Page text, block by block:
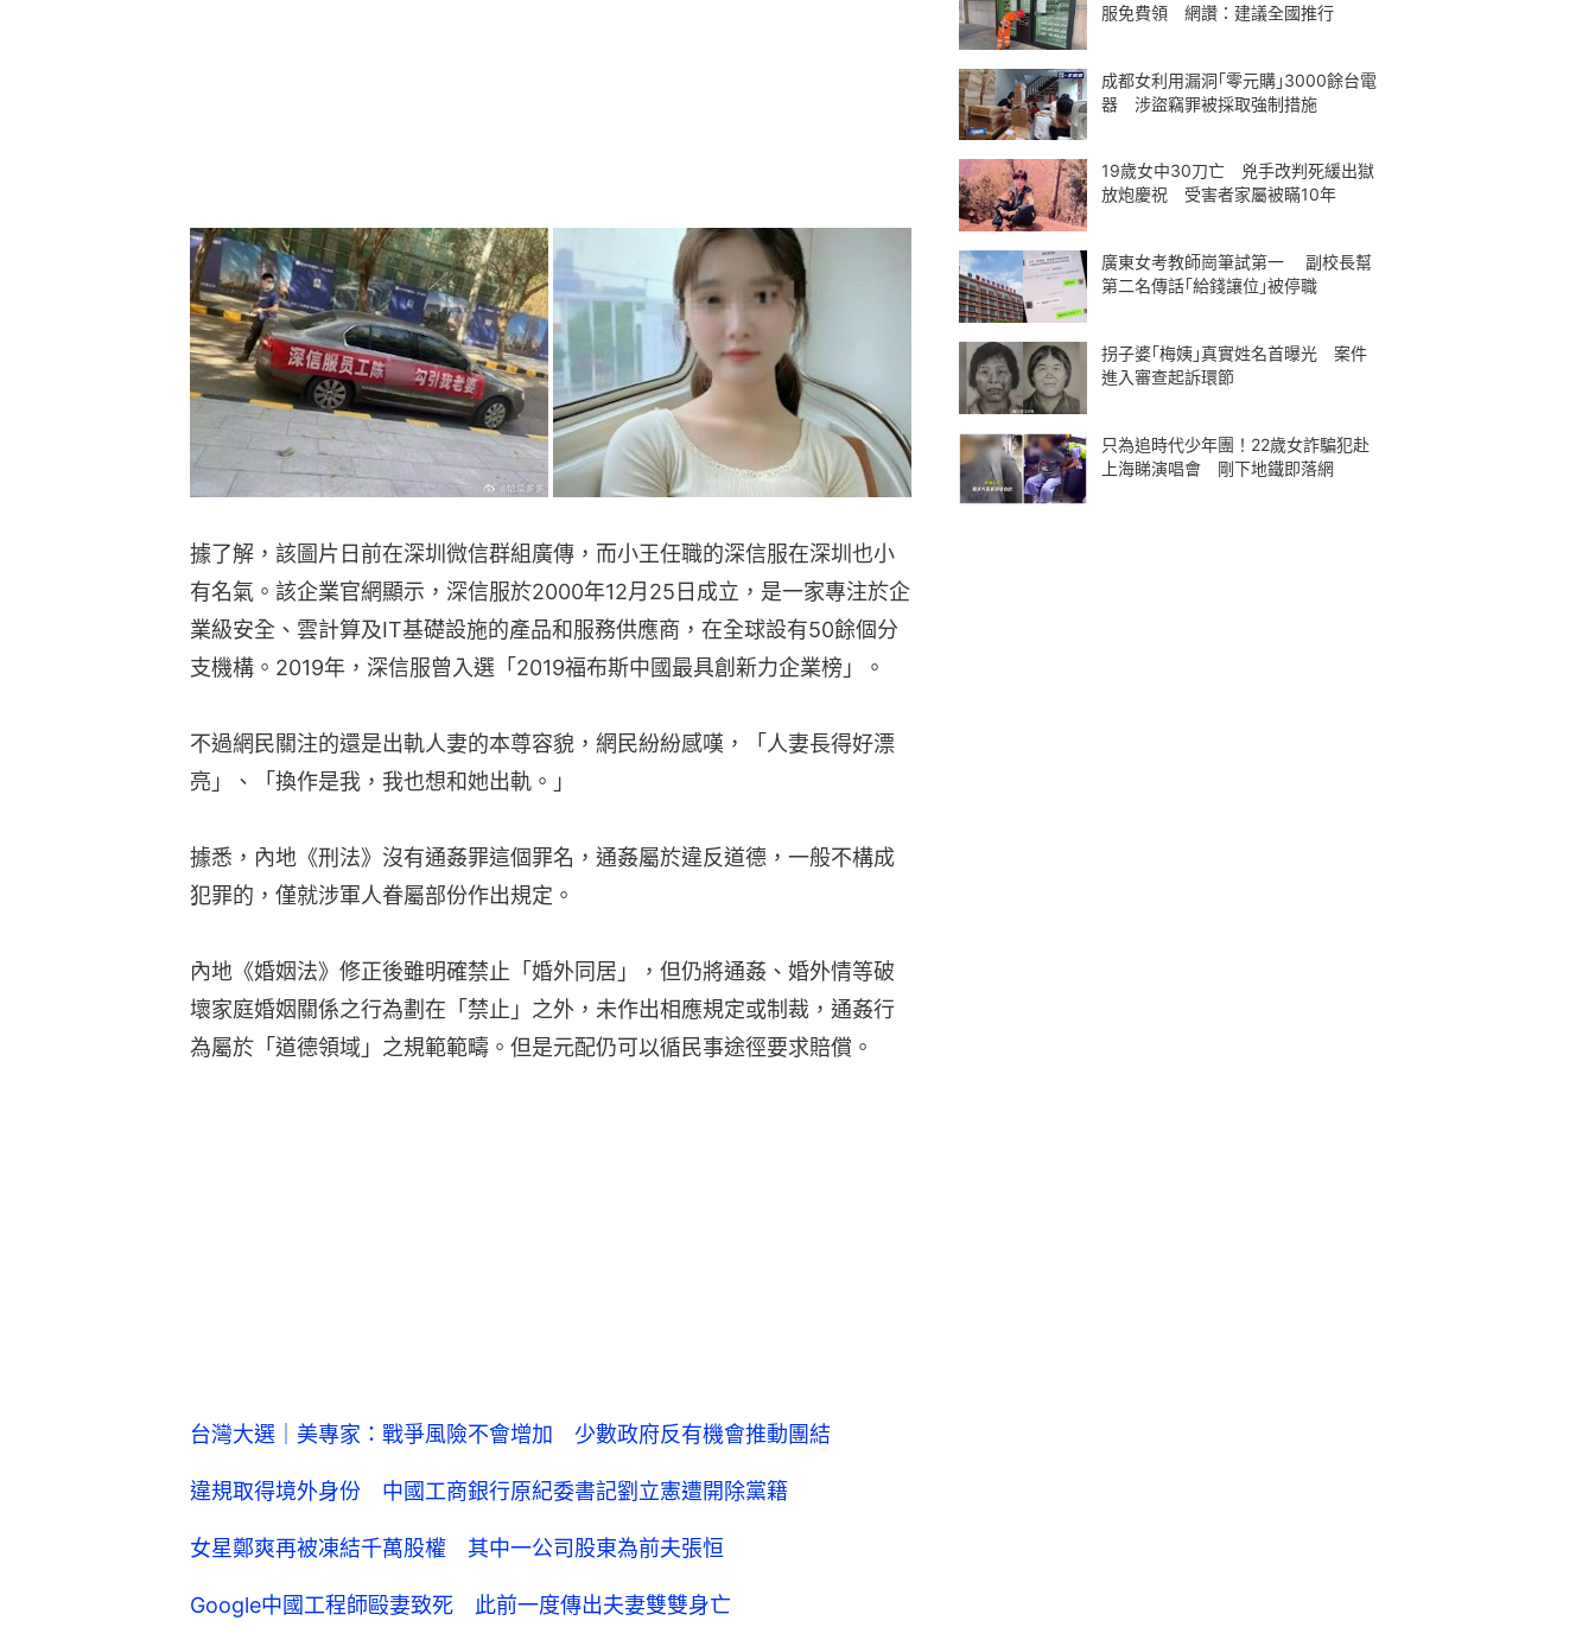
據了解，該圖片日前在深圳微信群組廣傳，而小王任職的深信服在深圳也小
有名氣。該企業官網顯示，深信服於2000年12月25日成立，是一家專注於企
業級安全、雲計算及IT基礎設施的產品和服務供應商，在全球設有50餘個分
支機構。2019年，深信服曾入選「2019福布斯中國最具創新力企業榜」。
不過網民關注的還是出軌人妻的本尊容貌，網民紛紛感嘆，「人妻長得好漂
亮」、「換作是我，我也想和她出軌。」
據悉，內地《刑法》沒有通姦罪這個罪名，通姦屬於違反道德，一般不構成
犯罪的，僅就涉軍人眷屬部份作出規定。
內地《婚姻法》修正後雖明確禁止「婚外同居」，但仍將通姦、婚外情等破
壞家庭婚姻關係之行為劃在「禁止」之外，未作出相應規定或制裁，通姦行
為屬於「道德領域」之規範範疇。但是元配仍可以循民事途徑要求賠償。
台灣大選｜美專家：戰爭風險不會增加 少數政府反有機會推動團結
違規取得境外身份 中國工商銀行原紀委書記劉立憲遭開除黨籍
女星鄭爽再被凍結千萬股權 其中一公司股東為前夫張恒
Google中國工程師毆妻致死 此前一度傳出夫妻雙雙身亡
服免費領 網讚：建議全國推行
成都女利用漏洞｢零元購｣3000餘台電
器 涉盜竊罪被採取強制措施
19歲女中30刀亡 兇手改判死緩出獄
放炮慶祝 受害者家屬被瞞10年
廣東女考教師崗筆試第一 副校長幫
第二名傳話｢給錢讓位｣被停職
拐子婆｢梅姨｣真實姓名首曝光 案件
進入審查起訴環節
只為追時代少年團！22歲女詐騙犯赴
上海睇演唱會 剛下地鐵即落網